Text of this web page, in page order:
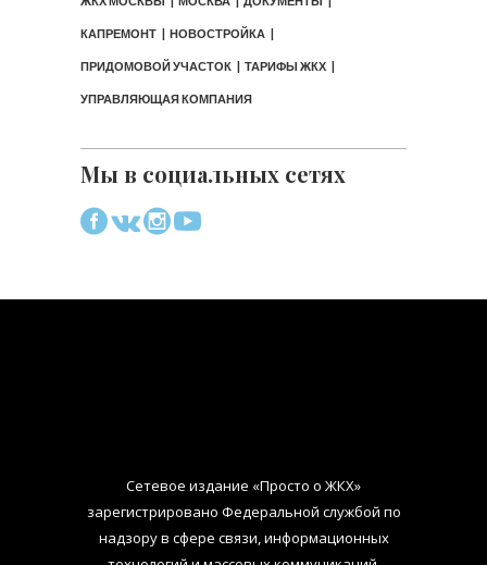
КАПРЕМОНТ НОВОСТРОЙКА
ПРИДОМОВОЙ УЧАСТОК ТАРИФЫ ЖКХ
УПРАВЛЯЮЩАЯ КОМПАНИЯ
Мы в социальных сетях
Сетевое издание «Просто о ЖКХ»
зарегистрировано Федеральной службой по
надзору в сфере связи, информационных